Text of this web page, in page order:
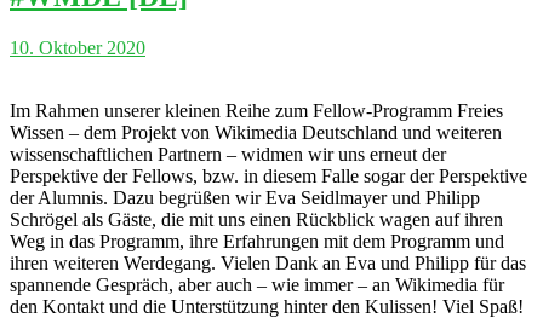
10. Oktober 2020
Im Rahmen unserer kleinen Reihe zum Fellow-Programm Freies
Wissen – dem Projekt von Wikimedia Deutschland und weiteren
wissenschaftlichen Partnern – widmen wir uns erneut der
Perspektive der Fellows, bzw. in diesem Falle sogar der Perspektive
der Alumnis. Dazu begrüßen wir Eva Seidlmayer und Philipp
Schrögel als Gäste, die mit uns einen Rückblick wagen auf ihren
Weg in das Programm, ihre Erfahrungen mit dem Programm und
ihren weiteren Werdegang. Vielen Dank an Eva und Philipp für das
spannende Gespräch, aber auch – wie immer – an Wikimedia für
den Kontakt und die Unterstützung hinter den Kulissen! Viel Spaß!